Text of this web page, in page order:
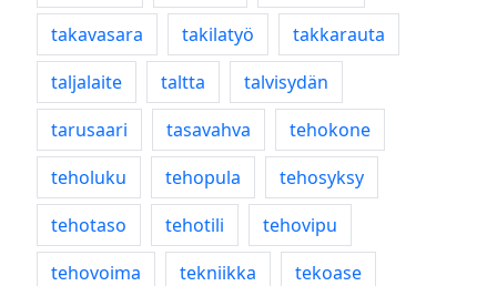
takavasara
takilatyö
takkarauta
taljalaite
taltta
talvisydän
tarusaari
tasavahva
tehokone
teholuku
tehopula
tehosyksy
tehotaso
tehotili
tehovipu
tehovoima
tekniikka
tekoase